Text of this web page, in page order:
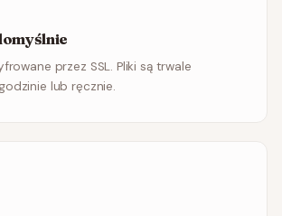
przez SSL. Pliki są trwale
lub ręcznie.